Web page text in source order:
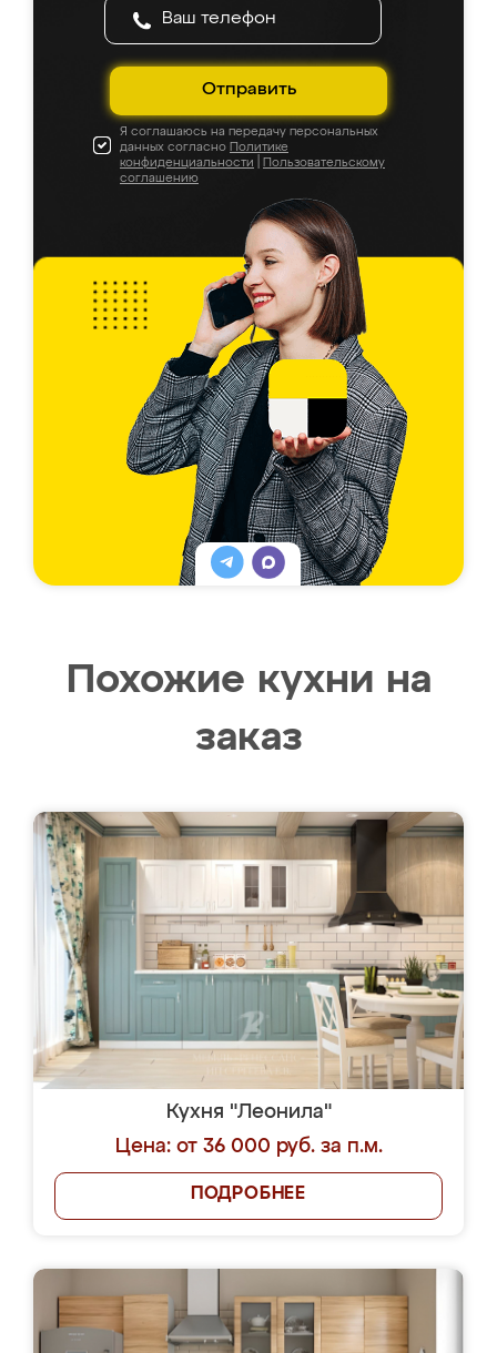
Отправить
Я соглашаюсь на передачу персональных
данных согласно Политике
конфиденциальности
Пользовательскому
соглашению
Похожие кухни на
заказ
Кухня "Леонила"
Цена: от 36 000 руб. за п.м.
ПОДРОБНЕЕ